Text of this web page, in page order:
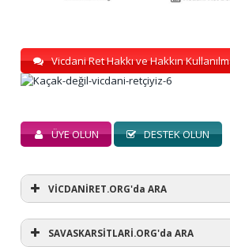
Vicdani Ret Hakkı ve Hakkın
ÜYE OLUN DESTEK OLUN
VİCDANİRET.ORG'da ARA
SAVASKARSİTLARİ.ORG'da ARA